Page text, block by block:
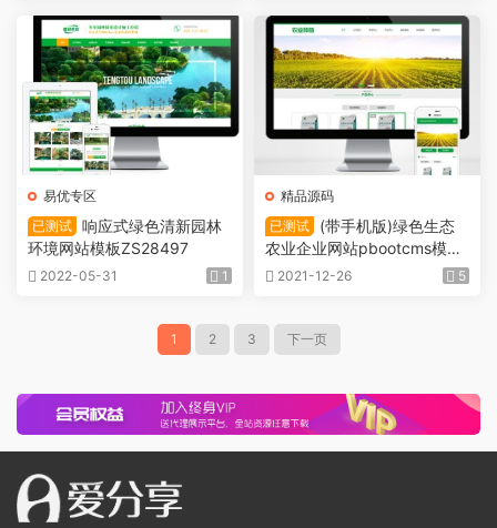
易优专区
已测试 响应式绿色清新园林
环境网站模板ZS28497
2022-05-31 1
精品源码
已测试
(带手机版)绿色生态
农业企业网站pbootcms模板
农业种植网站源码下载K28
2021-12-26 5
1 2 3 下一页